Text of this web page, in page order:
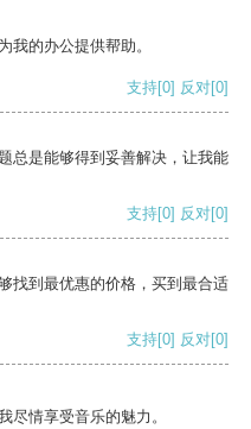
我的办公提供帮助。
支持[0] 反对[0]
总是能够得到妥善解决，让我能
支持[0] 反对[0]
找到最优惠的价格，买到最合适
支持[0] 反对[0]
尽情享受音乐的魅力。